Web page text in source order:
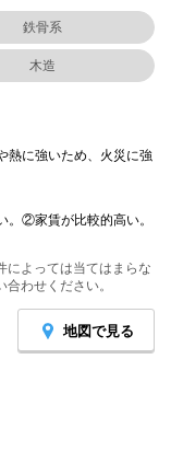
鉄骨系
木造
に強いため、火災に強
②家賃が比較的高い。
よっては当てはまらな
わせください。
地図で見る